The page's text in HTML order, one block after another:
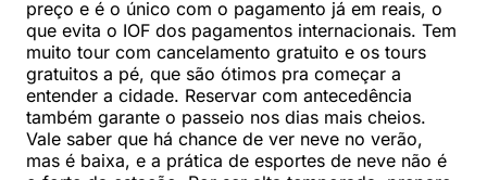
preço e é o único com o pagamento já em reais, o
que evita o IOF dos pagamentos internacionais. Tem
muito tour com cancelamento gratuito e os tours
gratuitos a pé, que são ótimos pra começar a
entender a cidade. Reservar com antecedência
também garante o passeio nos dias mais cheios.
Vale saber que há chance de ver neve no verão,
mas é baixa, e a prática de esportes de neve não é